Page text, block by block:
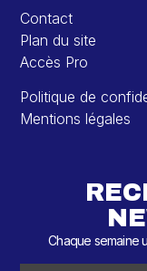
Contact
Plan du site
Accès Pro
Politique de
Mentions légales
Chaque semaine